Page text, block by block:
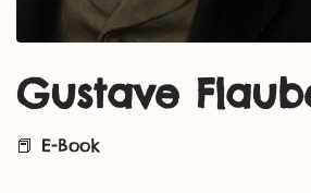
Gustave
📕 E-Book